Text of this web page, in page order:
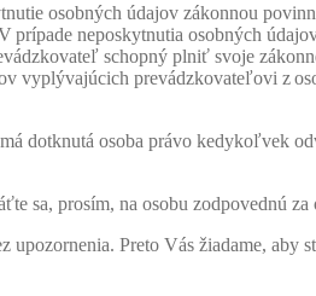
osobných údajov zákonnou
neposkytnutia osobných
schopný plniť svoje
vyplývajúcich prevádzkovateľovi z
dotknutá osoba právo kedykoľvek
sa, prosím, na osobu zodpovednú
Preto Vás žiadame, aby